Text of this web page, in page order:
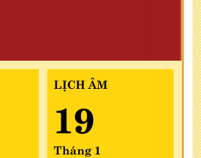
LỊCH ÂM
19
Tháng 1